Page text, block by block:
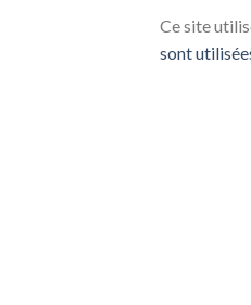
Ce site
sont